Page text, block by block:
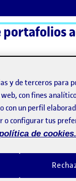
y de terceros para
con fines
con un perfil
o configurar tus
de cookies.